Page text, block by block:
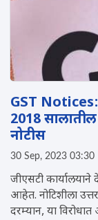
GST Notices:
2018 सालातील
नोटीस
30 Sep, 2023 03:30
जीएसटी कार्यालयाने
आहेत. नोटिशीला
दरम्यान, या